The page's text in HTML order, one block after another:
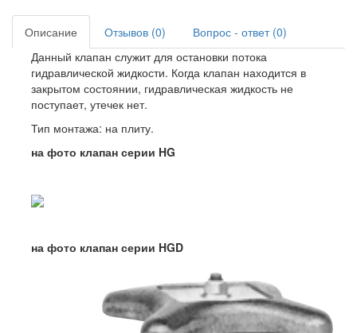
Описание Отзывов (0)
Вопрос - ответ (0)
Данный клапан служит для остановки потока
гидравлической жидкости. Когда клапан находится в
закрытом состоянии, гидравлическая жидкость не
поступает, утечек нет.
Тип монтажа: на плиту.
на фото клапан серии HG
на фото клапан серии HGD